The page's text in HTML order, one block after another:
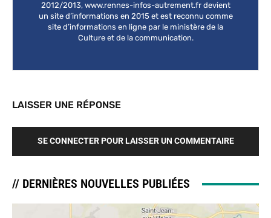
2012/2013, www.rennes-infos-autrement.fr devient
un site d’informations en 2015 et est reconnu comme
site d’informations en ligne par le ministère de la
Culture et de la communication.
LAISSER UNE RÉPONSE
SE CONNECTER POUR LAISSER UN COMMENTAIRE
// DERNIÈRES NOUVELLES PUBLIÉES